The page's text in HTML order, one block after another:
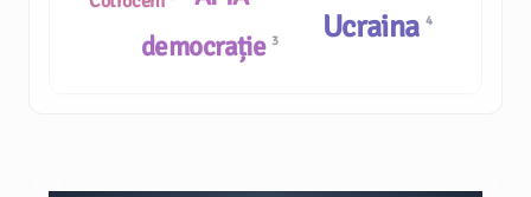
democrație 3 Ucraina 4